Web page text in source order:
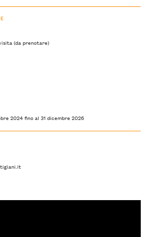
(da prenotare)
2024 fino al 31 dicembre 2026